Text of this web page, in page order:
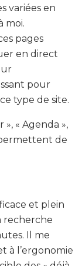
variées en
moi.
pages
en direct
pour
type de site.
« Agenda »,
de
et plein
recherche
Il me
à l’ergonomie